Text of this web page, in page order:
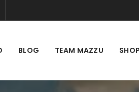
BLOG TEAM MAZZU SHOP